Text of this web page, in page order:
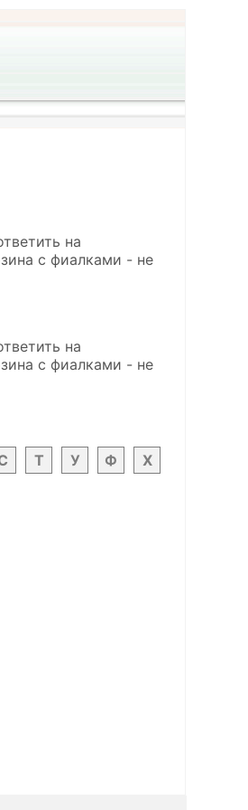
на
с фиалками - не
на
с фиалками - не
Т У Ф Х